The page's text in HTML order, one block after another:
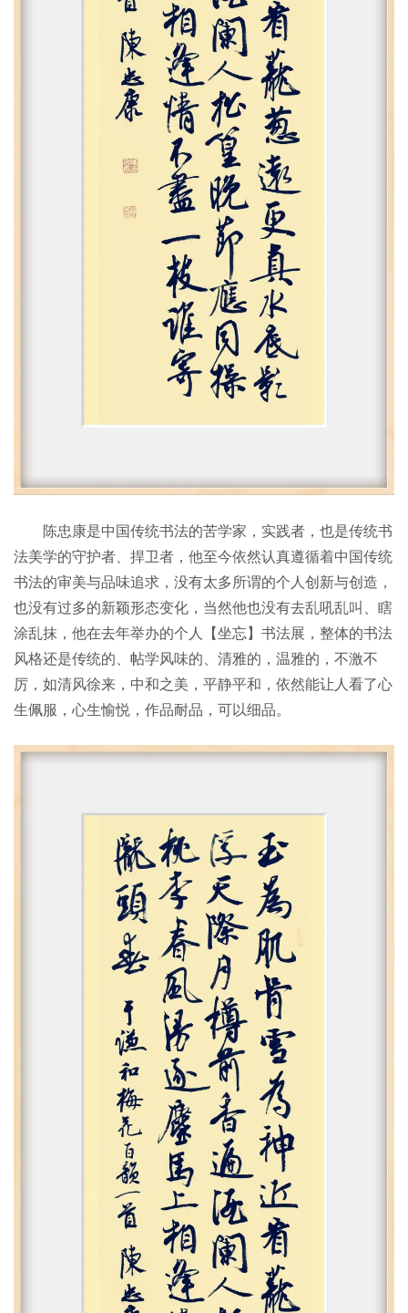
陈忠康是中国传统书法的苦学家，实践者，也是传统书
法美学的守护者、捍卫者，他至今依然认真遵循着中国传统
书法的审美与品味追求，没有太多所谓的个人创新与创造，
也没有过多的新颖形态变化，当然他也没有去乱吼乱叫、瞎
涂乱抹，他在去年举办的个人【坐忘】书法展，整体的书法
风格还是传统的、帖学风味的、清雅的，温雅的，不激不
厉，如清风徐来，中和之美，平静平和，依然能让人看了心
生佩服，心生愉悦，作品耐品，可以细品。